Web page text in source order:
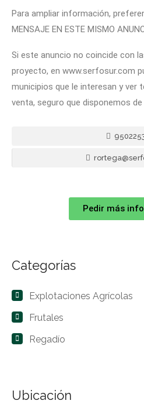
Para ampliar información,
MENSAJE EN ESTE MISMO
Si este anuncio no coincide con
proyecto, en www.serfosur.com
municipios que le interesan y ver
venta, seguro que disponemos
Pedir más
Categorías
Explotaciones Agrícolas
Frutales
Regadío
Ubicación